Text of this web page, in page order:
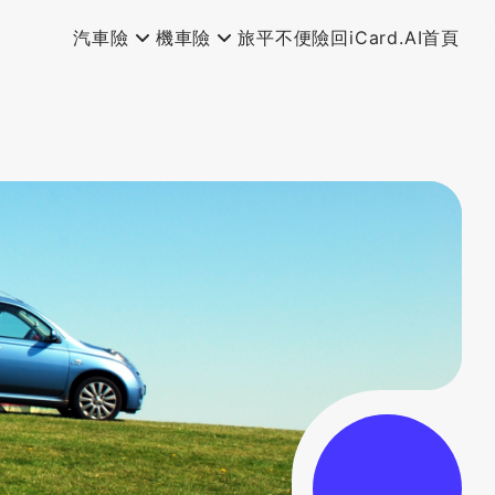
汽車險 機車險 旅平不便險回iCard.AI首頁